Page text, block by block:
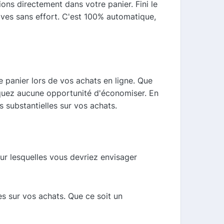
directement dans votre panier. Fini le
sans effort. C'est 100% automatique,
lors de vos achats en ligne. Que
aucune opportunité d'économiser. En
substantielles sur vos achats.
lesquelles vous devriez envisager
sur vos achats. Que ce soit un